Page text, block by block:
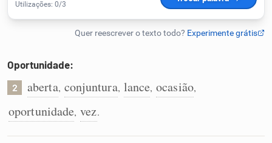
Caça-palavras
Oportunidade:
2 aberta, conjuntura, lance, ocasião,
oportunidade, vez.